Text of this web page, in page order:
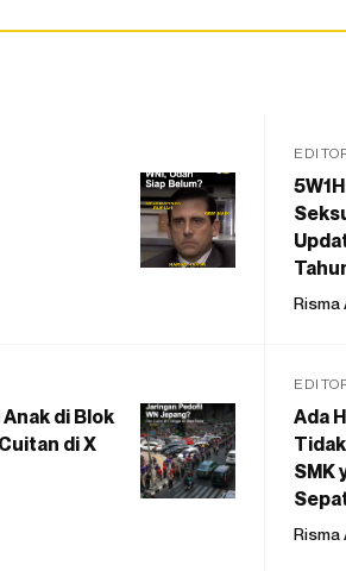
Risma
di Blok
di X
Ada
SMK
Risma